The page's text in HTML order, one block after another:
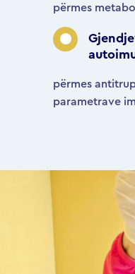
përmes
përmes
parametrave